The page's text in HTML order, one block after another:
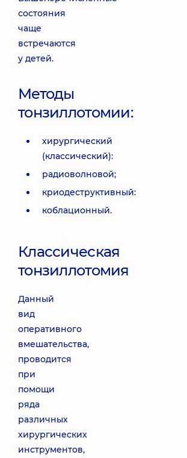
состояния
чаще
встречаются
у детей.
Методы
тонзиллотомии:
хирургический
(классический):
радиоволновой;
криодеструктивный:
коблационный.
Классическая
тонзиллотомия
Данный
вид
оперативного
вмешательства,
проводится
при
помощи
ряда
различных
хирургических
инструментов,